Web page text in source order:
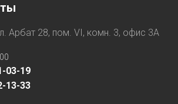
Арбат 28, пом. VI, комн. 3, офис 3А
03-19
13-33